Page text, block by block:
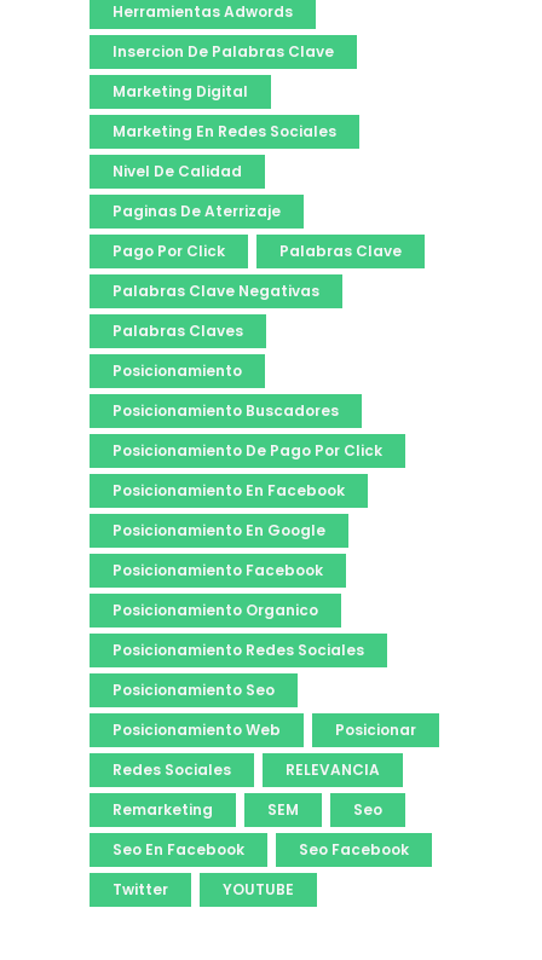
Herramientas Adwords
Insercion De Palabras Clave
Marketing Digital
Marketing En Redes Sociales
Nivel De Calidad
Paginas De Aterrizaje
Pago Por Click
Palabras Clave
Palabras Clave Negativas
Palabras Claves
Posicionamiento
Posicionamiento Buscadores
Posicionamiento De Pago Por Click
Posicionamiento En Facebook
Posicionamiento En Google
Posicionamiento Facebook
Posicionamiento Organico
Posicionamiento Redes Sociales
Posicionamiento Seo
Posicionamiento Web
Posicionar
Redes Sociales
RELEVANCIA
Remarketing
SEM
Seo
Seo En Facebook
Seo Facebook
Twitter
YOUTUBE